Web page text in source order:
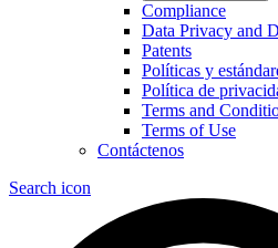
Compliance
Data Privacy and
Patents
Políticas y
Política de
Terms and
Terms of Use
Contáctenos
Search icon